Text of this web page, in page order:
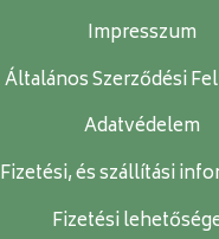
Impresszum
Általános Szerződési
Adatvédelem
Fizetési, és szállítási
Fizetési